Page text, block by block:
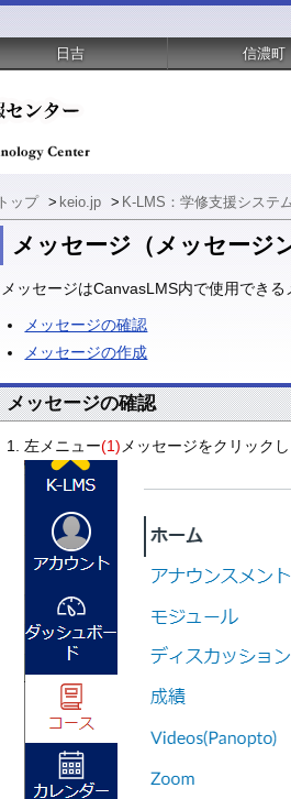
トップ > keio.jp > K-LMS：学修支援システ
メッセージ（メッセージ
メッセージはCanvasLMS内で使用でき
メッセージの確認
メッセージの作成
メッセージの確認
左メニュー(1) メッセージをクリックし
日吉 信濃町